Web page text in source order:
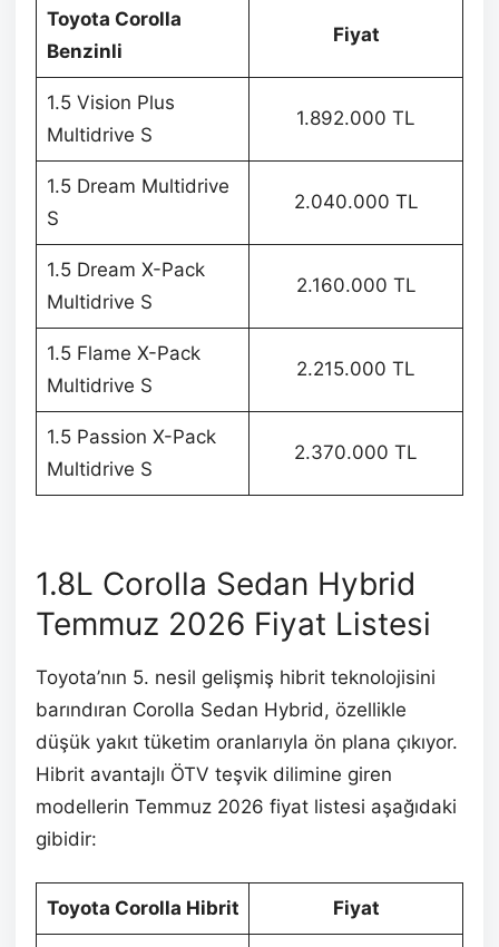
Toyota Corolla
Benzinli
Fiyat
1.5 Vision Plus
Multidrive S
1.892.000 TL
1.5 Dream Multidrive
S
2.040.000 TL
1.5 Dream X-Pack
Multidrive S
2.160.000 TL
1.5 Flame X-Pack
Multidrive S
2.215.000 TL
1.5 Passion X-Pack
Multidrive S
2.370.000 TL
1.8L Corolla Sedan Hybrid
Temmuz 2026 Fiyat Listesi
Toyota’nın 5. nesil gelişmiş hibrit teknolojisini
barındıran Corolla Sedan Hybrid, özellikle
düşük yakıt tüketim oranlarıyla ön plana çıkıyor.
Hibrit avantajlı ÖTV teşvik dilimine giren
modellerin Temmuz 2026 fiyat listesi aşağıdaki
gibidir:
Toyota Corolla Hibrit Fiyat